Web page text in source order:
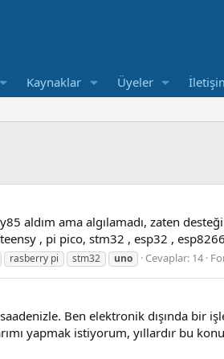
Kaynaklar Üyeler
aldım ama algılamadı, zaten
, pi pico, stm32 , esp32 ,
rasberry pi stm32 uno Cevaplar: 14
Ben elektronik dışında bir
yapmak istiyorum, yıllardır bu